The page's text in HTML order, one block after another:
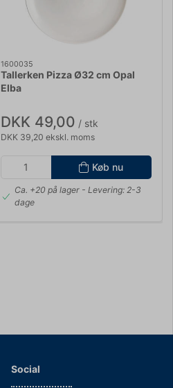
1600035
Tallerken Pizza Ø32 cm Opal
Elba
DKK 49,00 / stk
DKK 39,20 ekskl. moms
Køb nu
Ca. +20 på lager- Levering: 2-3
dage
Social